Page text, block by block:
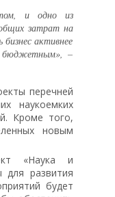
и одно из
затрат на
активнее
бюджетным», –
перечней
наукоемких
Кроме того,
новым
«Наука и
для развития
будет